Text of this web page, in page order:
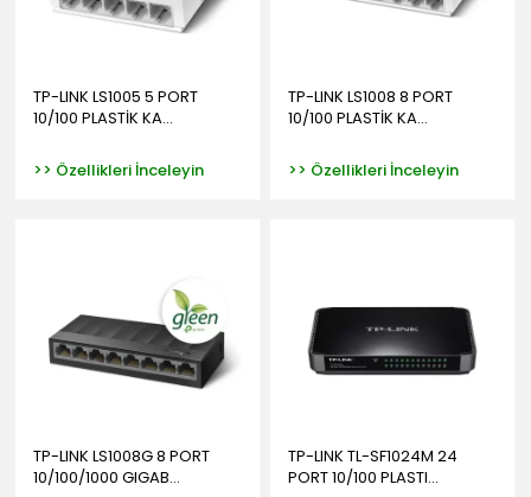
TP-LINK LS1005 5 PORT
10/100 PLASTİK KA...
>> Özellikleri İnceleyin
TP-LINK LS1008 8 PORT
10/100 PLASTİK KA...
>> Özellikleri İnceleyin
TP-LINK LS1008G 8 PORT
10/100/1000 GIGAB...
TP-LINK TL-SF1024M 24
PORT 10/100 PLASTI...